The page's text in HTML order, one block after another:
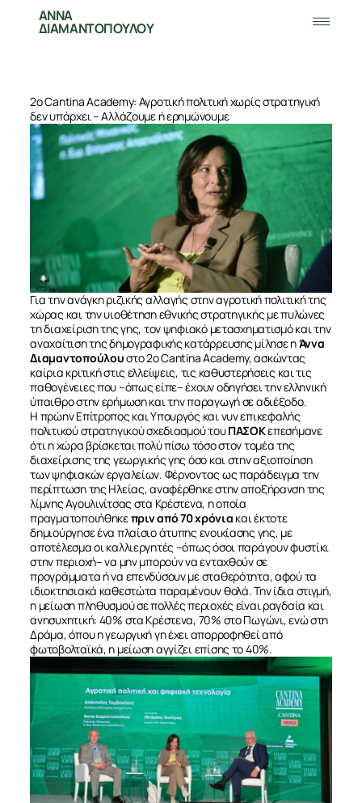
ΑΝΝΑ
ΔΙΑΜΑΝΤΟΠΟΥΛΟΥ
2o Cantina Academy: Αγροτική πολιτική χωρίς στρατηγική
δεν υπάρχει – Αλλάζουμε ή ερημώνουμε
Για την ανάγκη ριζικής αλλαγής στην αγροτική πολιτική της
χώρας και την υιοθέτηση εθνικής στρατηγικής με πυλώνες
τη διαχείριση της γης, τον ψηφιακό μετασχηματισμό και την
αναχαίτιση της δημογραφικής κατάρρευσης μίλησε ηΆννα
Διαμαντοπούλουστο 2ο Cantina Academy, ασκώντας
καίρια κριτική στις ελλείψεις, τις καθυστερήσεις και τις
παθογένειες που –όπως είπε– έχουν οδηγήσει την ελληνική
ύπαιθρο στην ερήμωση και την παραγωγή σε αδιέξοδο.
Η πρώην Επίτροπος και Υπουργός και νυν επικεφαλής
πολιτικού στρατηγικού σχεδιασμού τουΠΑΣΟΚεπεσήμανε
ότι η χώρα βρίσκεται πολύ πίσω τόσο στον τομέα της
διαχείρισης της γεωργικής γης όσο και στην αξιοποίηση
των ψηφιακών εργαλείων. Φέρνοντας ως παράδειγμα την
περίπτωση της Ηλείας, αναφέρθηκε στην αποξήρανση της
λίμνης Αγουλινίτσας στα Κρέστενα, η οποία
πραγματοποιήθηκεπριν από 70 χρόνια και έκτοτε
δημιούργησε ένα πλαίσιο άτυπης ενοικίασης γης, με
αποτέλεσμα οι καλλιεργητές –όπως όσοι παράγουν φυστίκι
στην περιοχή– να μην μπορούν να ενταχθούν σε
προγράμματα ή να επενδύσουν με σταθερότητα, αφού τα
ιδιοκτησιακά καθεστώτα παραμένουν θολά. Την ίδια στιγμή,
η μείωση πληθυσμού σε πολλές περιοχές είναι ραγδαία και
ανησυχητική: 40% στα Κρέστενα, 70% στο Πωγώνι, ενώ στη
Δράμα, όπου η γεωργική γη έχει απορροφηθεί από
φωτοβολταϊκά, η μείωση αγγίζει επίσης το 40%.